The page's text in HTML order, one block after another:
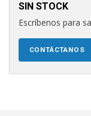
SIN STOCK
Escríbenos para
CONTÁCTANOS